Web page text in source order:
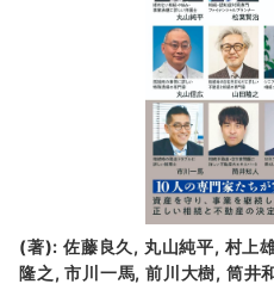
(著): 佐藤良久, 丸山純平, 村上
隆之, 市川一馬, 前川大樹, 筒井